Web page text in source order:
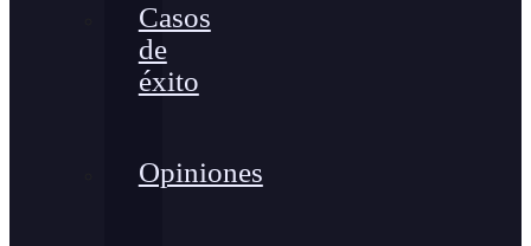
Casos
de
éxito
Opiniones